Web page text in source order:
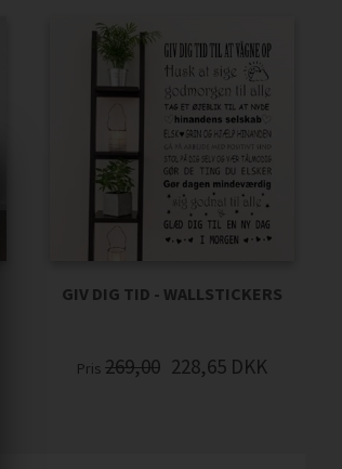
GIV DIG TID - WALLSTICKERS
Pris 269,00 228,65 DKK